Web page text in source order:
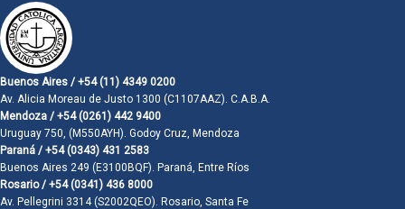
Buenos Aires / +54 (11) 4349 0200
Av. Alicia Moreau de Justo 1300 (C1107AAZ). C.A.B.A.
Mendoza / +54 (0261) 442 9400
Uruguay 750, (M550AYH). Godoy Cruz, Mendoza
Paraná / +54 (0343) 431 2583
Buenos Aires 249 (E3100BQF). Paraná, Entre Ríos
Rosario / +54 (0341) 436 8000
Av. Pellegrini 3314 (S2002QEO). Rosario, Santa Fe